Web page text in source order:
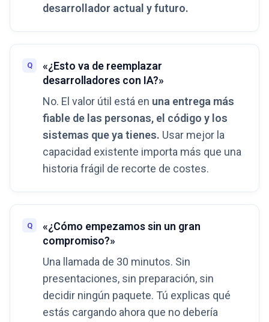
desarrollador actual y futuro.
«¿Esto va de reemplazar
desarrolladores con IA?»
No. El valor útil está en una entrega más
fiable de las personas, el código y los
sistemas que ya tienes. Usar mejor la
capacidad existente importa más que una
historia frágil de recorte de costes.
«¿Cómo empezamos sin un gran
compromiso?»
Una llamada de 30 minutos. Sin
presentaciones, sin preparación, sin
decidir ningún paquete. Tú explicas qué
estás cargando ahora que no debería